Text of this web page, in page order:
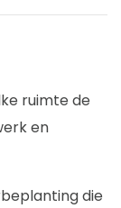
ruimte de
en
die